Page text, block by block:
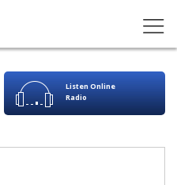
Listen Online
Radio